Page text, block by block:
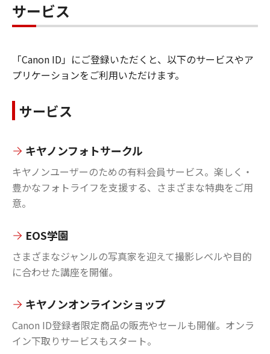
サービス
「Canon ID」にご登録いただくと、以下のサービスやア
プリケーションをご利用いただけます。
サービス
キヤノンフォトサークル
キヤノンユーザーのための有料会員サービス。楽しく・
豊かなフォトライフを支援する、さまざまな特典をご用
意。
EOS学園
さまざまなジャンルの写真家を迎えて撮影レベルや目的
に合わせた講座を開催。
キヤノンオンラインショップ
Canon ID登録者限定商品の販売やセールも開催。オンラ
イン下取りサービスもスタート。